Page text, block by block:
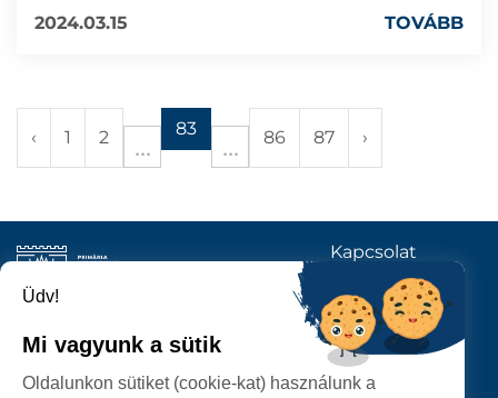
2024.03.15
TOVÁBB
‹ 1 2 83 86 87 ›
SZATMÁRNÉMETI
Kapcsolat
KÖVESSENEK
Üdv!
Mi vagyunk a sütik
Oldalunkon sütiket (cookie-kat) használunk a